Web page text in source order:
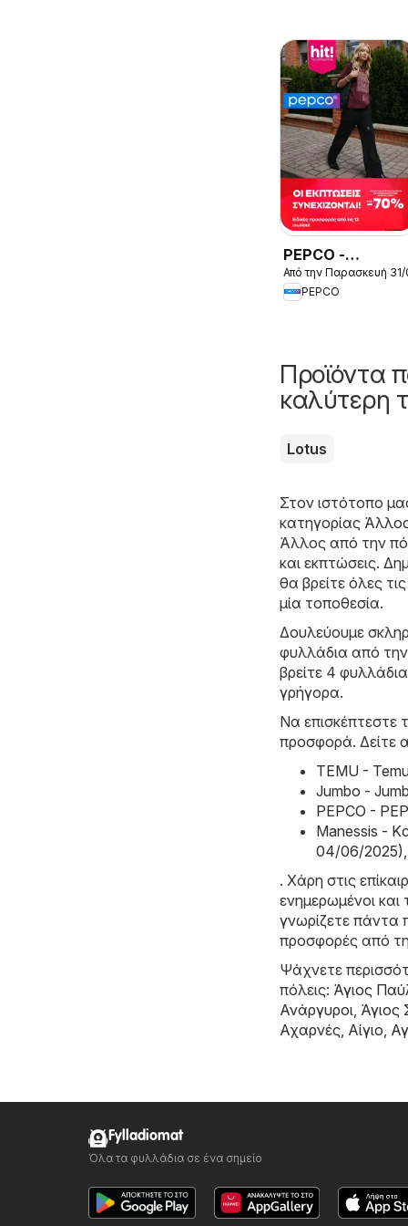
PEPCO -
Προσφορές
Από την Παρασκευή
PEPCO
Προϊόντα
καλύτερη
Lotus
Στον ιστότοπο
κατηγορίας
Άλλος από την
και εκπτώσεις.
θα βρείτε όλες
μία τοποθεσία.
Δουλεύουμε
φυλλάδια από
βρείτε 4
γρήγορα.
Να επισκέπτεστε
προσφορά. Δείτε
TEMU -
Jumbo -
PEPCO -
Manessis -
04/06/2025)
. Χάρη στις
ενημερωμένοι
γνωρίζετε πάντα
προσφορές από
Ψάχνετε
πόλεις: Άγιος
Ανάργυροι Άγιος
Αχαρνές Αίγιο
Fylladiomat
Όλα τα φυλλάδια σε ένα σημείο